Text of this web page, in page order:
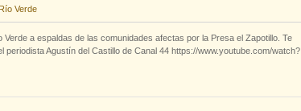
Río Verde
a espaldas de las comunidades afectas por la Presa el Zapotillo. Te
Agustín del Castillo de Canal 44 https://www.youtube.com/watch?